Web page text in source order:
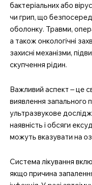
бактеріальних або
чи грип, що
оболонку. Травми,
а також онкологічні
захисні механізми,
скупчення рідин.
Важливий аспект – це
виявлення запального
ультразвукове
наявність і обсяги
можуть вказувати на
Система лікування
якщо причина